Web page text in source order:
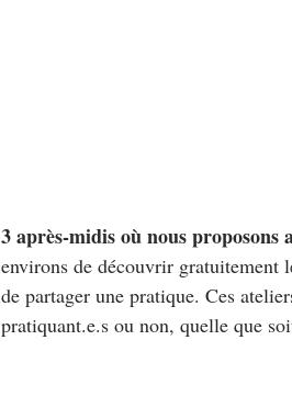
3 après-midis où nous proposons
environs de découvrir gratuitement
de partager une pratique. Ces
pratiquant.e.s ou non, quelle que